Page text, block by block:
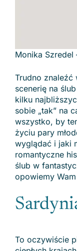
Monika Szredel
Trudno znaleźć
scenerię na
kilku
sobie „tak” na
wszystko, by
życiu pary
wyglądać i jaki
romantyczne
ślub w
opowiemy
To oczywiście